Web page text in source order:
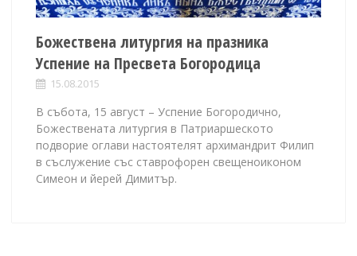
Божествена литургия на празника
Успение на Пресвета Богородица
15.08.2015
В събота, 15 август – Успение Богородично,
Божествената литургия в Патриаршеското
подворие оглави настоятелят архимандрит Филип
в съслужение със ставрофорен свещеноиконом
Симеон и йерей Димитър.